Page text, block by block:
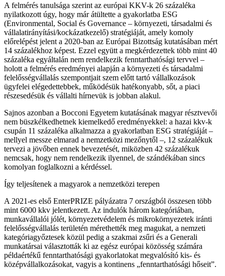
A felmérés tanulsága szerint az európai KKV-k 26 százaléka
nyilatkozott úgy, hogy már átültette a gyakorlatba ESG
(Environmental, Social és Governance – környezeti, társadalmi és
vállalatirányítási/kockázatkezelő) stratégiáját, amely komoly
előrelépést jelent a 2020-ban az Európai Bizottság kutatásában mért
14 százalékhoz képest. Ezzel együtt a megkérdezettek több mint 40
százaléka egyáltalán nem rendelkezik fenntarthatósági tervvel –
holott a felmérés eredményei alapján a környezeti és társadalmi
felelősségvállalás szempontjait szem előtt tartó vállalkozások
ügyfelei elégedettebbek, működésük hatékonyabb, sőt, a piaci
részesedésük és vállalti hírnevük is jobban alakul.
Sajnos azonban a Bocconi Egyetem kutatásának magyar résztvevői
nem büszkélkedhetnek kiemelkedő eredményekkel: a hazai kkv-k
csupán 11 százaléka alkalmazza a gyakorlatban ESG stratégiáját –
mellyel messze elmarad a nemzetközi mezőnytől –, 12 százalékuk
tervezi a jövőben ennek bevezetését, miközben 42 százalékuk
nemcsak, hogy nem rendelkezik ilyennel, de szándékában sincs
komolyan foglalkozni a kérdéssel.
Így teljesítenek a magyarok a nemzetközi terepen
A 2021-es első EnterPRIZE pályázatra 7 országból összesen több
mint 6000 kkv jelentkezett. Az indulók három kategóriában,
munkavállalói jólét, környezetvédelem és mikrokörnyezetek iránti
felelősségvállalás területén mérethették meg magukat, a nemzeti
kategóriagyőztesek közül pedig a szakmai zsűri és a Generali
munkatársai választották ki az egész európai közösség számára
példaértékű fenntarthatósági gyakorlatokat megvalósító kis- és
középvállalkozásokat, vagyis a kontinens „fenntarthatósági hőseit”.